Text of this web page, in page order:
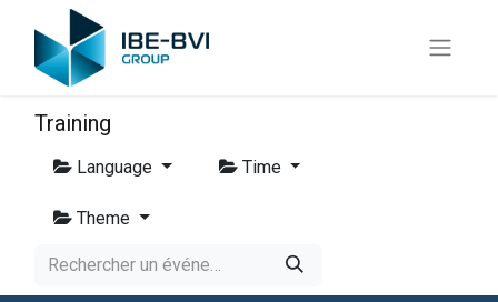
Training
Language Time
Theme